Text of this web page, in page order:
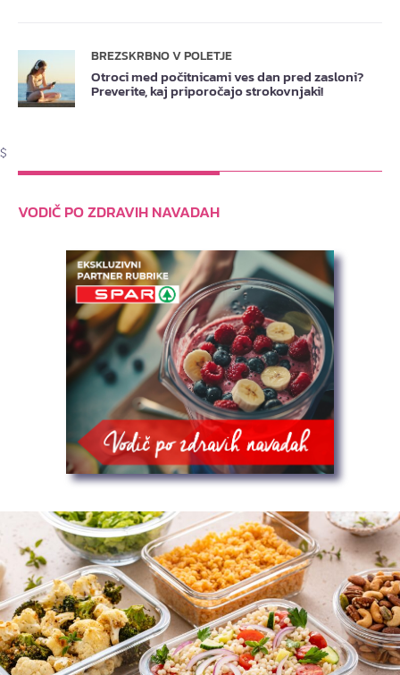
BREZSKRBNO V POLETJE
Otroci med počitnicami ves dan pred zasloni?
Preverite, kaj priporočajo strokovnjaki!
$
VODIČ PO ZDRAVIH NAVADAH